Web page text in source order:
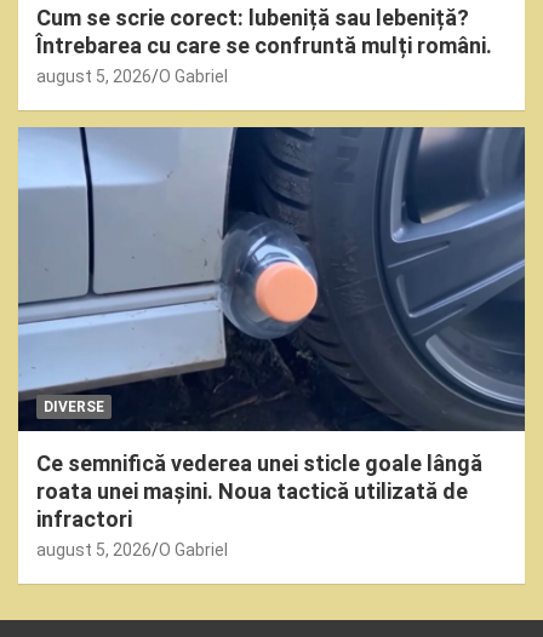
Cum se scrie corect: lubeniță sau lebeniță?
Întrebarea cu care se confruntă mulți români.
august 5, 2026 O Gabriel
DIVERSE
Ce semnifică vederea unei sticle goale lângă
roata unei mașini. Noua tactică utilizată de
infractori
august 5, 2026 O Gabriel